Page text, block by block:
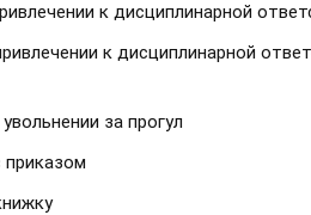
к дисциплинарной
к дисциплинарной
за прогул